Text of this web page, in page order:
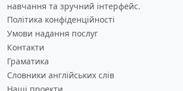
навчання та зручний інтерфейс.
Політика конфіденційності
Умови надання послуг
Контакти
Граматика
Словники англійських слів